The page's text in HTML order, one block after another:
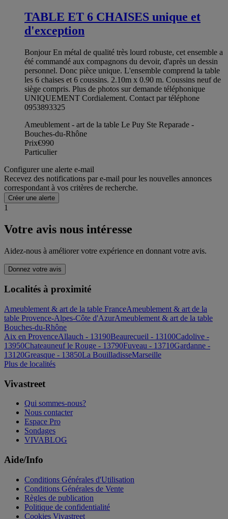
TABLE ET 6 CHAISES unique et
d'exception
Bonjour En métal de qualité très lourd robuste, cet ensemble a
été commandé aux compagnons du devoir, d'après un dessin
personnel. Donc pièce unique. L'ensemble comprend la table
les 6 chaises et 6 coussins. 2.10m x 0.90 m. Coussins neuf de
siège compris. Plus de photos sur demande téléphonique
UNIQUEMENT Cordialement. Contact par téléphone
0953893325
Ameublement - art de la table Le Puy Ste Reparade -
Bouches-du-Rhône
Prix€990
Particulier
Configurer une alerte e-mail
Recevez des notifications par e-mail pour les nouvelles annonces
correspondant à vos critères de recherche.
Créer une alerte
1
Votre avis nous intéresse
Aidez-nous à améliorer votre expérience en donnant votre avis.
Donnez votre avis
Localités à proximité
Ameublement & art de la table FranceAmeublement & art de la
table Provence-Alpes-Côte d'AzurAmeublement & art de la table
Bouches-du-Rhône
Aix en ProvenceAllauch - 13190Beaurecueil - 13100Cadolive -
13950Chateauneuf le Rouge - 13790Fuveau - 13710Gardanne -
13120Greasque - 13850La BouilladisseMarseille
Plus de localités
Vivastreet
Qui sommes-nous?
Nous contacter
Espace Pro
Sondages
VIVABLOG
Aide/Info
Conditions Générales d'Utilisation
Conditions Générales de Vente
Règles de publication
Politique de confidentialité
Cookies Vivastreet